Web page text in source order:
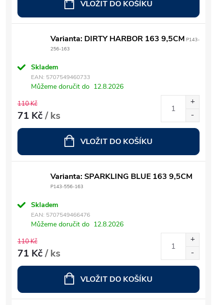
VLOŽIT DO KOŠÍKU
Varianta: DIRTY HARBOR 163 9,5CM P143-
256-163
Skladem
EAN: 5707549460733
Můžeme doručit do 12.8.2026
110 Kč
71 Kč/ ks
VLOŽIT DO KOŠÍKU
Varianta: SPARKLING BLUE 163 9,5CM
P143-556-163
Skladem
EAN: 5707549466476
Můžeme doručit do 12.8.2026
110 Kč
71 Kč/ ks
VLOŽIT DO KOŠÍKU